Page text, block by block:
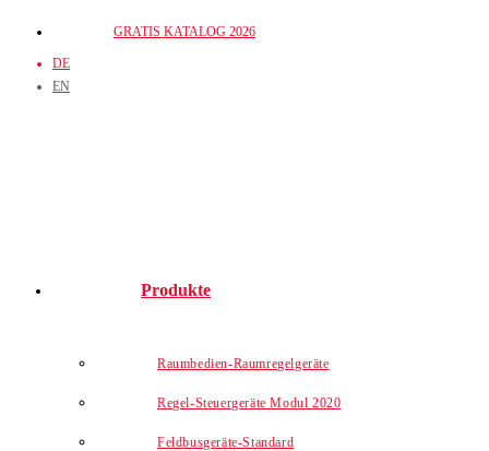
springen
GRATIS KATALOG 2026
DE
EN
Produkte
Raumbedien-Raumregelgeräte
Regel-Steuergeräte Modul 2020
Feldbusgeräte-Standard